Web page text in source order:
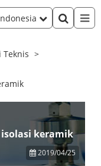
Teknis
keramik
2019/04/25